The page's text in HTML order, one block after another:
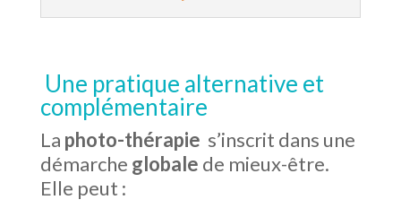
Une pratique alternative et
complémentaire
La photo-thérapie s’inscrit dans une
démarche globale de mieux-être.
Elle peut :